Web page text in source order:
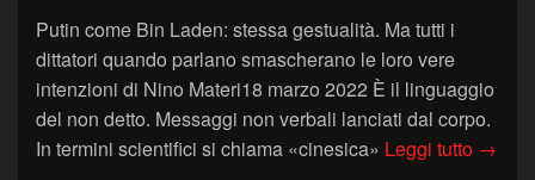
Putin come Bin Laden: stessa gestualità. Ma tutti i
dittatori quando parlano smascherano le loro vere
intenzioni di Nino Materi18 marzo 2022 È il linguaggio
del non detto. Messaggi non verbali lanciati dal corpo.
In termini scientifici si chiama «cinesica» Leggi tutto Un
→